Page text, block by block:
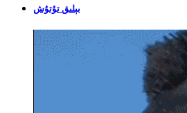
بېلىق تۇتۇش